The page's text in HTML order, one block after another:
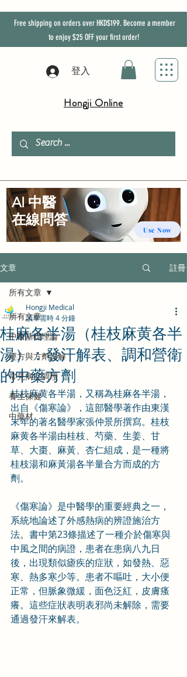
Free shipping on orders over HKD$199. Become a member
to enjoy$25 OFFyour first order!
登入
Hongji Online
文章 註冊
所有文章
中醫基礎理論
經方與方劑詳解
常見病症調理
養生保健
中藥材
所有文章
桂麻各半湯（桂枝麻黄各半
湯）：發汗解表、調和營衛
的中藥方劑
Hongji Medical
讀畢需時 4 分鐘
桂枝麻黄各半湯，又稱為桂麻各半湯，
出自《傷寒論》，這部醫學著作由東漢
末年的著名醫學家張仲景所撰寫。 桂枝
麻黄各半湯由桂枝、芍藥、生姜、甘
草、大棗、麻黃、杏仁組成，是一種將
桂枝湯和麻黃湯各半量合方而成的方
劑。
《傷寒論》是中醫學的重要經典之一，
系統地論述了外感熱病的辨證施治方
法。書中第23條描述了一種介於傷寒與
中風之間的病證 ，患者在患病八九日
後，出現類似瘧疾的症狀，如發熱、惡
寒、熱多寒少等。患者不嘔吐，大小便
正常，但脈象微緩，面色泛紅，皮膚瘙
癢。這些症狀表明表邪尚未解除，需要
通過發汗來解表。
Use Now
AI 中醫
​在線問答